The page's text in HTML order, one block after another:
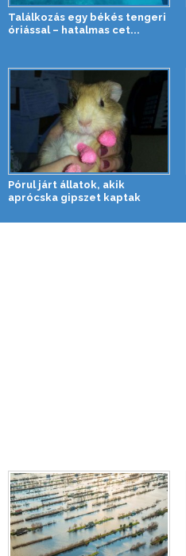
Találkozás egy békés tengeri
óriással – hatalmas cet...
Pórul járt állatok, akik
aprócska gipszet kaptak